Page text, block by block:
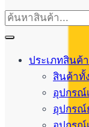
ประเภทสินค้า
สินค้าทั้
อุปกรณ์
อุปกรณ์